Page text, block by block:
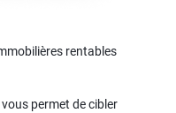
rentables
permet de cibler